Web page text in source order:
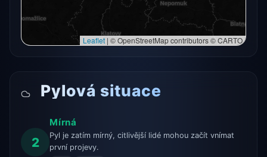
Leaflet | © OpenStreetMap contributors © CARTO
Pylová situace
2
Mírná
Pyl je zatím mírný, citlivější lidé mohou začít vnímat
první projevy.